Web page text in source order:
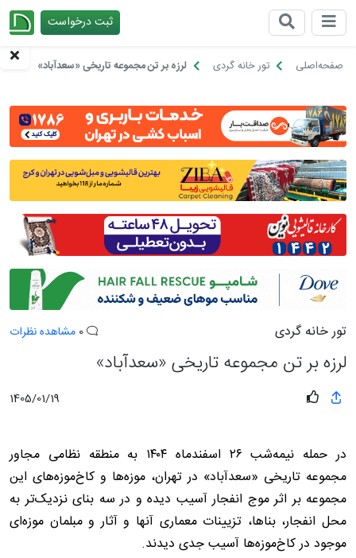
ثبت درخواست
صفحه‌اصلی تور خانه گردی لرزه بر تن مجموعه تاریخی «سعدآباد»
تور خانه گردی مشاهده نظرات
لرزه بر تن مجموعه تاریخی «سعدآباد»
1405/01/19
در حمله نیمه‌شب ۲۶ اسفندماه ۱۴۰۴ به منطقه نظامی مجاور
مجموعه تاریخی «سعدآباد» در تهران، موزه‌ها و کاخ‌موزه‌های این
مجموعه بر اثر موج انفجار آسیب دیده و در سه بنای نزدیک‌تر به
محل انفجار، بناها، تزیینات معماری آنها و آثار و مبلمان موزه‌ای
موجود در کاخ‌موزه‌ها آسیب جدی دیدند.